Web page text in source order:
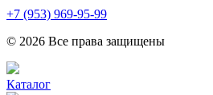
+7 (953) 969-95-99
© 2026 Все права защищены
Каталог